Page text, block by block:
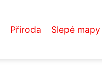
Příroda Slepé mapy